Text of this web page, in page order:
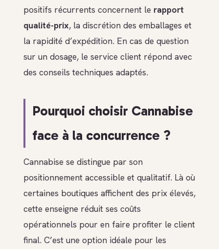
positifs récurrents concernent le rapport
qualité-prix, la discrétion des emballages et
la rapidité d’expédition. En cas de question
sur un dosage, le service client répond avec
des conseils techniques adaptés.
Pourquoi choisir Cannabise
face à la concurrence ?
Cannabise se distingue par son
positionnement accessible et qualitatif. Là où
certaines boutiques affichent des prix élevés,
cette enseigne réduit ses coûts
opérationnels pour en faire profiter le client
final. C’est une option idéale pour les